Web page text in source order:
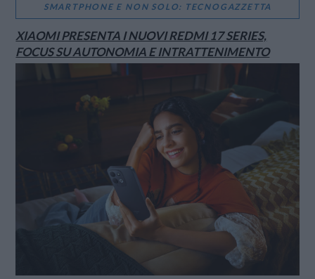
SMARTPHONE E NON SOLO: TECNOGAZZETTA
XIAOMI PRESENTA I NUOVI REDMI 17 SERIES,
FOCUS SU AUTONOMIA E INTRATTENIMENTO